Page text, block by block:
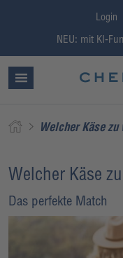
Login
NEU: mit KI-
Welcher Käse
Welcher Käse
Das perfekte Match